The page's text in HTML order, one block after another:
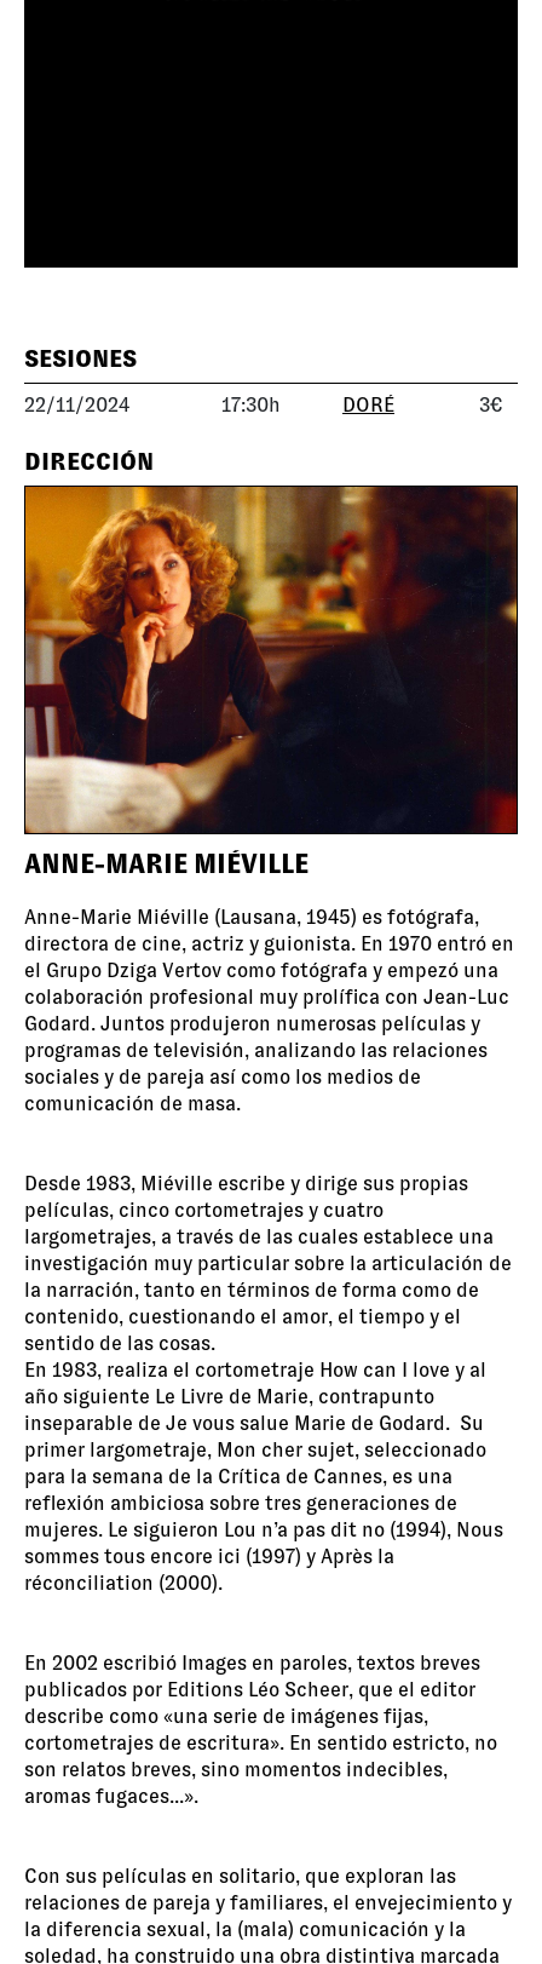
SESIONES
22/11/2024 17:30h DORÉ 3€
DIRECCIÓN
ANNE-MARIE MIÉVILLE
Anne-Marie Miéville (Lausana, 1945) es fotógrafa,
directora de cine, actriz y guionista. En 1970 entró en
el Grupo Dziga Vertov como fotógrafa y empezó una
colaboración profesional muy prolífica con Jean-Luc
Godard. Juntos produjeron numerosas películas y
programas de televisión, analizando las relaciones
sociales y de pareja así como los medios de
comunicación de masa.
Desde 1983, Miéville escribe y dirige sus propias
películas, cinco cortometrajes y cuatro
largometrajes, a través de las cuales establece una
investigación muy particular sobre la articulación de
la narración, tanto en términos de forma como de
contenido, cuestionando el amor, el tiempo y el
sentido de las cosas.
En 1983, realiza el cortometraje How can I love y al
año siguiente Le Livre de Marie, contrapunto
inseparable de Je vous salue Marie de Godard. Su
primer largometraje, Mon cher sujet, seleccionado
para la semana de la Crítica de Cannes, es una
reflexión ambiciosa sobre tres generaciones de
mujeres. Le siguieron Lou n’a pas dit no (1994), Nous
sommes tous encore ici (1997) y Après la
réconciliation (2000).
En 2002 escribió Images en paroles, textos breves
publicados por Editions Léo Scheer, que el editor
describe como «una serie de imágenes fijas,
cortometrajes de escritura». En sentido estricto, no
son relatos breves, sino momentos indecibles,
aromas fugaces...».
Con sus películas en solitario, que exploran las
relaciones de pareja y familiares, el envejecimiento y
la diferencia sexual, la (mala) comunicación y la
soledad, ha construido una obra distintiva marcada